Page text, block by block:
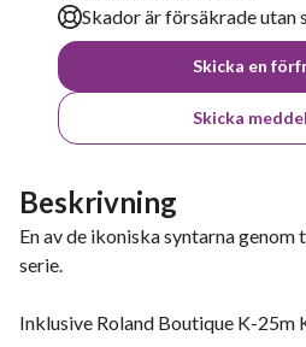
Skador är försäkrade utan
Skicka en
Skicka
Beskrivning
En av de ikoniska syntarna
serie.
Inklusive Roland Boutique K-25m